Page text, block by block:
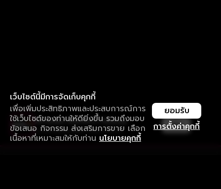
เว็บไซต์นี้มีการจัดเก็บคุกกี้
เพื่อเพิ่มประสิทธิภาพและประสบการณ์การ
ใช้เว็บไซต์ของท่านให้ดียิ่งขึ้น รวมถึงมอบ
ข้อเสนอ กิจกรรม ส่งเสริมการขาย เลือก
เนื้อหาที่เหมาะสมให้กับท่าน นโยบายคุกกี้
การตั้งค่าคุกกี้
ยอมรับ
ใช้งานแอป ลื่นไหลกว่า ไม่มีสะดุด
ดาวน์โหลดแอปเพื่อการรับชมที่ดีกว่า เปิด